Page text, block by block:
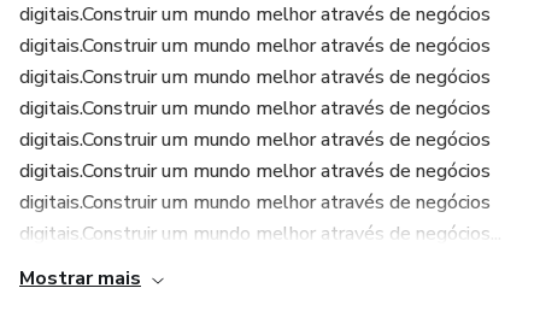
digitais.Construir um mundo melhor através de negócios
digitais.Construir um mundo melhor através de negócios
digitais.Construir um mundo melhor através de negócios
digitais.Construir um mundo melhor através de negócios
digitais.Construir um mundo melhor através de negócios
digitais.Construir um mundo melhor através de negócios
digitais.Construir um mundo melhor através de negócios
digitais.Construir um mundo melhor através de negócios...
Mostrar mais